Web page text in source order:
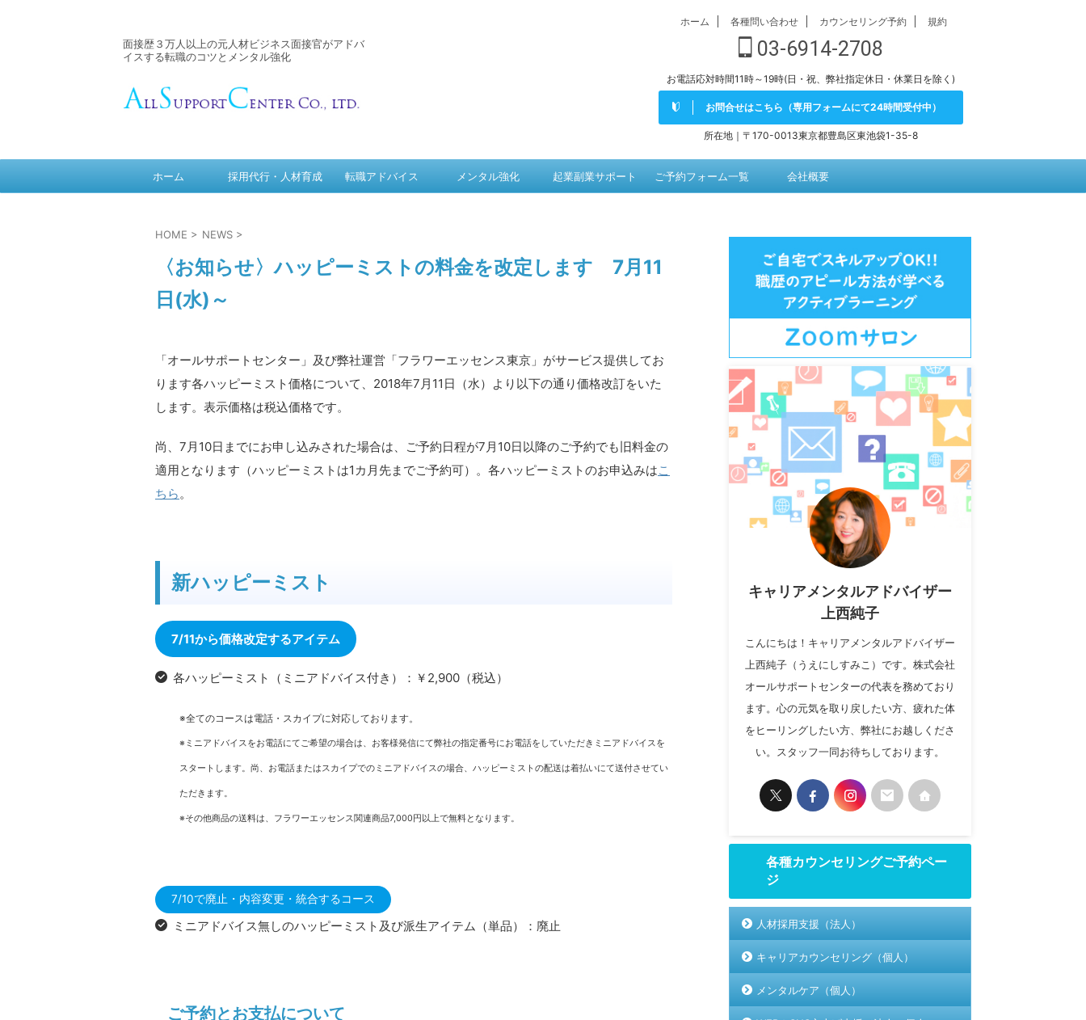
面接歴３万人以上の元人材ビジネス面接官がアドバ
イスする転職のコツとメンタル強化
ホーム 各種問い合わせ カウンセリング予約 規約
03-6914-2708
お電話応対時間11時～19時(日・祝、弊社指定休日・休業日を除く)
お問合せはこちら（専用フォームにて24時間受付中）
所在地｜〒170-0013東京都豊島区東池袋1-35-8
ホーム 採用代行・人材育成 転職アドバイス メンタル強化 起業副業サポート ご予約フォーム一覧 会社概要
HOME > NEWS >
〈お知らせ〉ハッピーミストの料金を改定します 7月11
日(水)～
「オールサポートセンター」及び弊社運営「フラワーエッセンス東京」がサービス提供してお
ります各ハッピーミスト価格について、2018年7月11日（水）より以下の通り価格改訂をいた
します。表示価格は税込価格です。
尚、7月10日までにお申し込みされた場合は、ご予約日程が7月10日以降のご予約でも旧料金の
適用となります（ハッピーミストは1カ月先までご予約可）。各ハッピーミストのお申込みはこ
ちら。
新ハッピーミスト
7/11から価格改定するアイテム
各ハッピーミスト（ミニアドバイス付き）：￥2,900（税込）
※全てのコースは電話・スカイプに対応しております。
※ミニアドバイスをお電話にてご希望の場合は、お客様発信にて弊社の指定番号にお電話をしていただきミニアドバイスを
スタートします。尚、お電話またはスカイプでのミニアドバイスの場合、ハッピーミストの配送は着払いにて送付させてい
ただきます。
※その他商品の送料は、フラワーエッセンス関連商品7,000円以上で無料となります。
7/10で廃止・内容変更・統合するコース
ミニアドバイス無しのハッピーミスト及び派生アイテム（単品）：廃止
ご予約とお支払について
キャリアメンタルアドバイザー
上西純子
こんにちは！キャリアメンタルアドバイザー
上西純子（うえにしすみこ）です。株式会社
オールサポートセンターの代表を務めており
ます。心の元気を取り戻したい方、疲れた体
をヒーリングしたい方、弊社にお越しくださ
い。スタッフ一同お待ちしております。
各種カウンセリングご予約ペー
ジ
人材採用支援（法人）
キャリアカウンセリング（個人）
メンタルケア（個人）